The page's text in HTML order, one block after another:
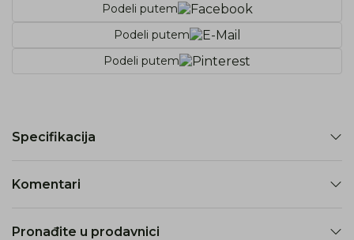
Podeli putem
Podeli putem
Podeli putem
Specifikacija
Komentari
Pronađite u prodavnici